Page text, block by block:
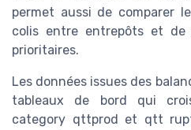
permet aussi de comparer
colis entre entrepôts et de
prioritaires.
Les données issues des
tableaux de bord qui
category qttprod et qtt